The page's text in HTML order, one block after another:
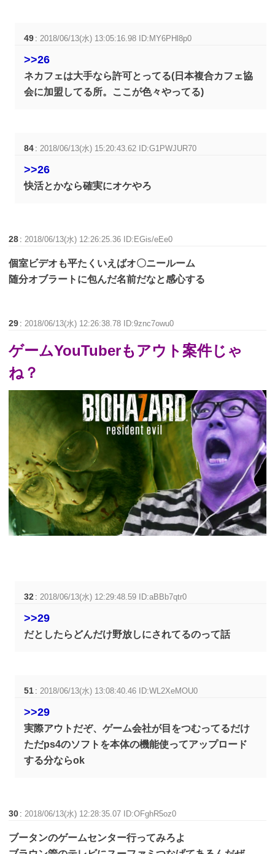
49 :2018/06/13(水) 13:05:16.98 ID:MY6PHl8p0
>>26
ネカフェは大手なら許可とってる(日本複合カフェ協
会に加盟してる所。ここが色々やってる)
84 :2018/06/13(水) 15:20:43.62 ID:G1PWJUR70
>>26
快活とかなら確実にオケやろ
28 :2018/06/13(水) 12:26:25.36 ID:EGis/eEe0
個室ビデオも平たくいえばオ〇ニールーム
随分オブラートに包んだ名前だなと感心する
29 :2018/06/13(水) 12:26:38.78 ID:9znc7owu0
ゲームYouTuberもアウト案件じゃ
ね？
32 : 2018/06/13(水) 12:29:48.59 ID:aBBb7qtr0
>>29
だとしたらどんだけ野放しにされてるのって話
51 : 2018/06/13(水) 13:08:40.46 ID:WL2XeMOU0
>>29
実際アウトだぞ、ゲーム会社が目をつむってるだけ
ただps4のソフトを本体の機能使ってアップロード
する分ならok
30 : 2018/06/13(水) 12:28:35.07 ID:OFghR5oz0
ブータンのゲームセンター行ってみろよ